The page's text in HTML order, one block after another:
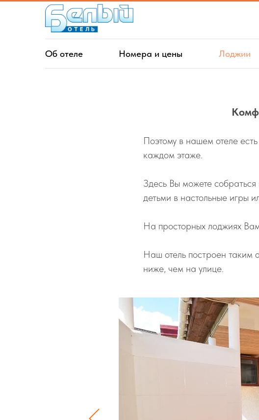
Об отеле Номера и цены Лоджии
Поэтому в нашем отеле
каждом этаже.
Здесь Вы можете
детьми в настольные игры
На просторных лоджиях
Наш отель построен таким
ниже, чем на улице.